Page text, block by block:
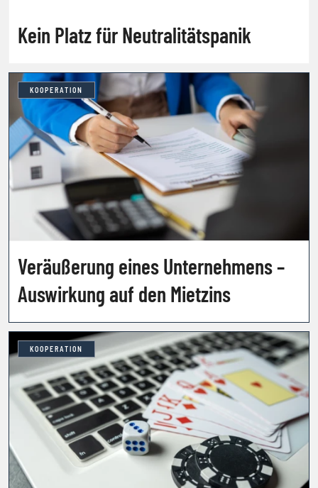
Kein Platz für Neutralitätspanik
KOOPERATION
Veräußerung eines Unternehmens –
Auswirkung auf den Mietzins
KOOPERATION